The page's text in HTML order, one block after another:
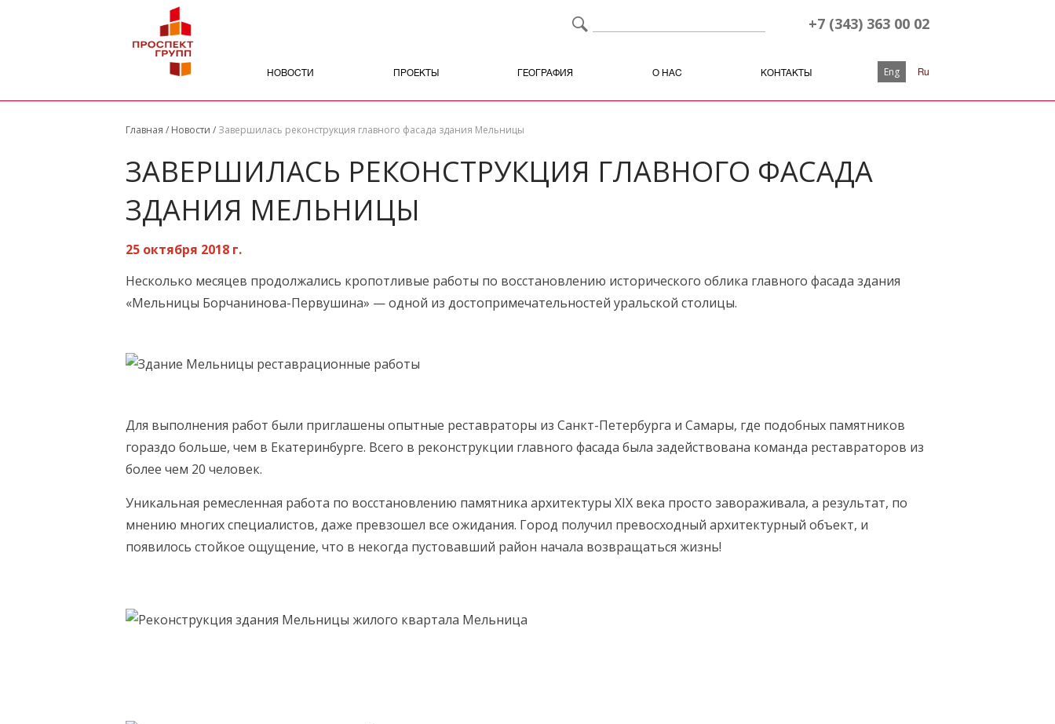
+7 (343) 363 00 02
НОВОСТИ ПРОЕКТЫ ГЕОГРАФИЯ О НАС КОНТАКТЫ Eng Ru
Главная / Новости / Завершилась реконструкция главного фасада здания Мельницы
ЗАВЕРШИЛАСЬ РЕКОНСТРУКЦИЯ ГЛАВНОГО ФАСАДА
ЗДАНИЯ МЕЛЬНИЦЫ
25 октября 2018 г.
Несколько месяцев продолжались кропотливые работы по восстановлению исторического облика главного фасада здания
«Мельницы Борчанинова-Первушина» — одной из достопримечательностей уральской столицы.
Для выполнения работ были приглашены опытные реставраторы из Санкт-Петербурга и Самары, где подобных памятников
гораздо больше, чем в Екатеринбурге. Всего в реконструкции главного фасада была задействована команда реставраторов из
более чем 20 человек.
Уникальная ремесленная работа по восстановлению памятника архитектуры XIX века просто завораживала, а результат, по
мнению многих специалистов, даже превзошел все ожидания. Город получил превосходный архитектурный объект, и
появилось стойкое ощущение, что в некогда пустовавший район начала возвращаться жизнь!